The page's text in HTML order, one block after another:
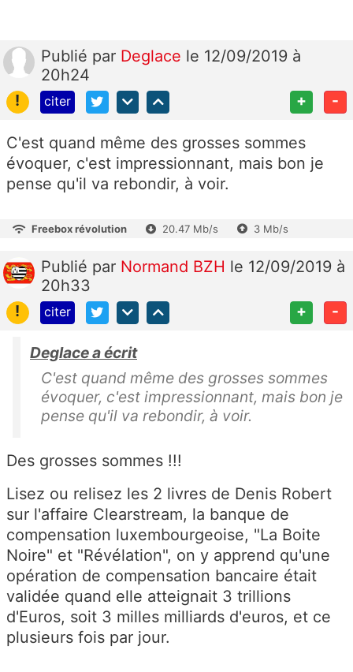
Publié par Deglace le 12/09/2019 à
20h24
!
citer + -
C'est quand même des grosses sommes
évoquer, c'est impressionnant, mais bon je
pense qu'il va rebondir, à voir.
Freebox révolution 20.47 Mb/s 3 Mb/s
Publié par Normand BZH le 12/09/2019 à
20h33
!
citer + -
Deglace a écrit
C'est quand même des grosses sommes
évoquer, c'est impressionnant, mais bon je
pense qu'il va rebondir, à voir.
Des grosses sommes !!!
Lisez ou relisez les 2 livres de Denis Robert
sur l'affaire Clearstream, la banque de
compensation luxembourgeoise, "La Boite
Noire" et "Révélation", on y apprend qu'une
opération de compensation bancaire était
validée quand elle atteignait 3 trillions
d'Euros, soit 3 milles milliards d'euros, et ce
plusieurs fois par jour.